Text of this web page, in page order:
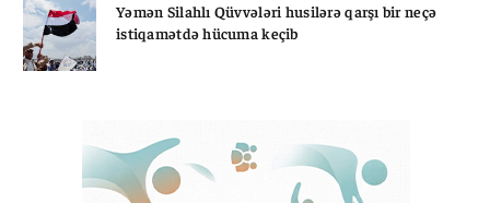
Yəmən Silahlı Qüvvələri husilərə qarşı bir neçə
istiqamətdə hücuma keçib